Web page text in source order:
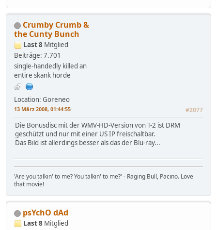
Crumby Crumb &
the Cunty Bunch
Last 8 Mitglied
Beiträge: 7.701
single-handedly killed an
entire skank horde
Location: Goreneo
13 März 2008, 01:44:55 #2077
Die Bonusdisc mit der WMV-HD-Version von T-2 ist DRM
geschützt und nur mit einer US IP freischaltbar.
Das Bild ist allerdings besser als das der Blu-ray...
'Are you talkin' to me? You talkin' to me?' - Raging Bull, Pacino. Love
that movie!
psYchO dAd
Last 8 Mitglied